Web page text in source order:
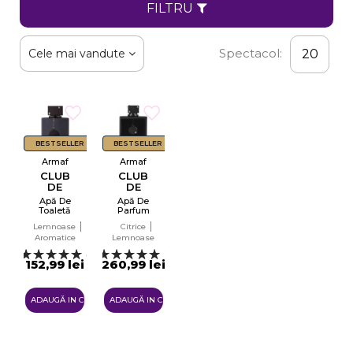
FILTRU
Cele mai vandute Spectacol: 20
BESTSELLER
Armaf
CLUB
DE
NUIT
MAN
INTENSE
Apă De
Toaletă
Lemnoase
Aromatice
40
152,99 lei
ADAUGĂ IN COŞ
BESTSELLER
Armaf
CLUB
DE
NUIT
MAN
INTENSE
Apă De
Parfum
Bărbați
EDP
Citrice
Lemnoase
260,99 lei
ADAUGĂ IN COŞ